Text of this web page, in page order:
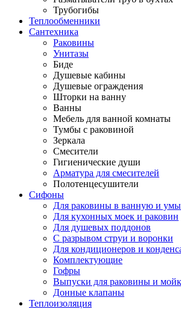
Трубогибы
Теплообменники
Сантехника
Раковины
Унитазы
Биде
Душевые кабины
Душевые ограждения
Шторки на ванну
Ванны
Мебель для ванной комнаты
Тумбы с раковиной
Зеркала
Смесители
Гигиенические души
Арматура для смесителей
Полотенцесушители
Сифоны
Для раковины в ванную и
Для кухонных моек и раковин
Для душевых поддонов
С разрывом струи и воронки
Для кондиционеров и
Комплектующие
Гофры
Выпуски для раковины и
Донные клапаны
Теплоизоляция